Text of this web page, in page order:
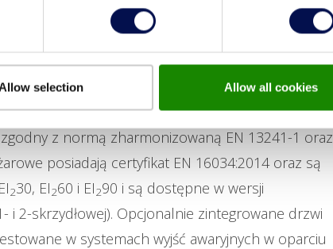
Allow selection Allow all cookies
standardy jakościowe i są wykonane z precyzją:
z normą zharmonizowaną EN 13241-1 oraz
posiadają certyfikat EN 16034:2014 oraz są
230, EI260 i EI290 i są dostępne w wersji
i 2-skrzydłowej). Opcjonalnie zintegrowane drzwi
w systemach wyjść awaryjnych w oparciu